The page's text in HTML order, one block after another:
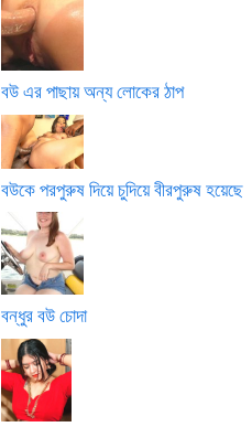
বউ এর পাছায় অন্য লোকের ঠাপ
বউকে পরপুরুষ দিয়ে চুদিয়ে বীরপুরুষ হয়েছে
বন্ধুর বউ চোদা